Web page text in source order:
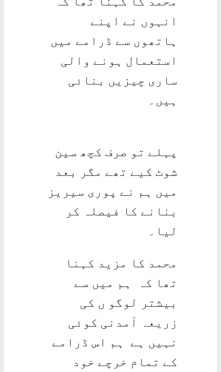
انہوں نے اپنے
ہاتھوں سے ڈرامے میں
استعمال ہونے والی
ساری چیزیں بنائی
ہیں۔
پہلے تو صرف کچھ سین
شوٹ کیے تھے مگر بعد
میں ہم نے پوری سیریز
بنانے کا فیصلہ کر
لیا۔
محمد کا مزید کہنا
تھا کہ ہم میں سے
بیشتر لوگو ں کی
زریعہ آمدنی کوئی
نہیں ہے ہم اس ڈرامے
کے تمام خرچے خود